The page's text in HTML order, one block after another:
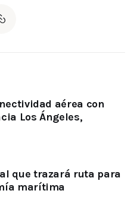
aérea con
Los Ángeles,
que trazará ruta para
marítima